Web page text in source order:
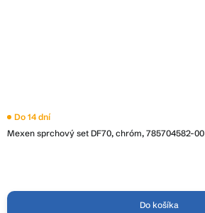
Mexen sprchový set DF70, chróm, 785704582-00
Do 14 dní
Do košíka